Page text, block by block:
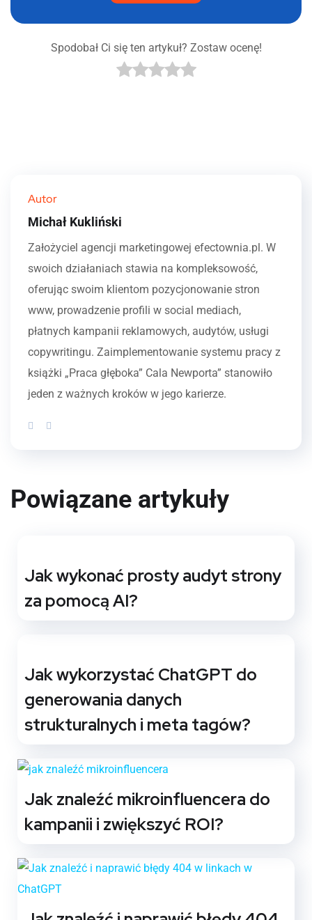
Spodobał Ci się ten artykuł? Zostaw ocenę!
Autor
Michał Kukliński
Założyciel agencji marketingowej efectownia.pl. W
swoich działaniach stawia na kompleksowość,
oferując swoim klientom pozycjonowanie stron
www, prowadzenie profili w social mediach,
płatnych kampanii reklamowych, audytów, usługi
copywritingu. Zaimplementowanie systemu pracy z
książki „Praca głęboka” Cala Newporta” stanowiło
jeden z ważnych kroków w jego karierze.
Powiązane artykuły
Jak wykonać prosty audyt strony
za pomocą AI?
Jak wykorzystać ChatGPT do
generowania danych
strukturalnych i meta tagów?
Jak znaleźć mikroinfluencera do
kampanii i zwiększyć ROI?